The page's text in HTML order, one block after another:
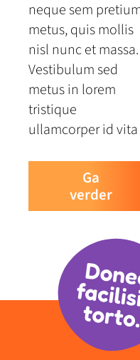
neque sem
metus, quis mollis
nisl nunc et massa.
Vestibulum sed
metus in lorem
tristique
ullamcorper id vita
Ga
verder